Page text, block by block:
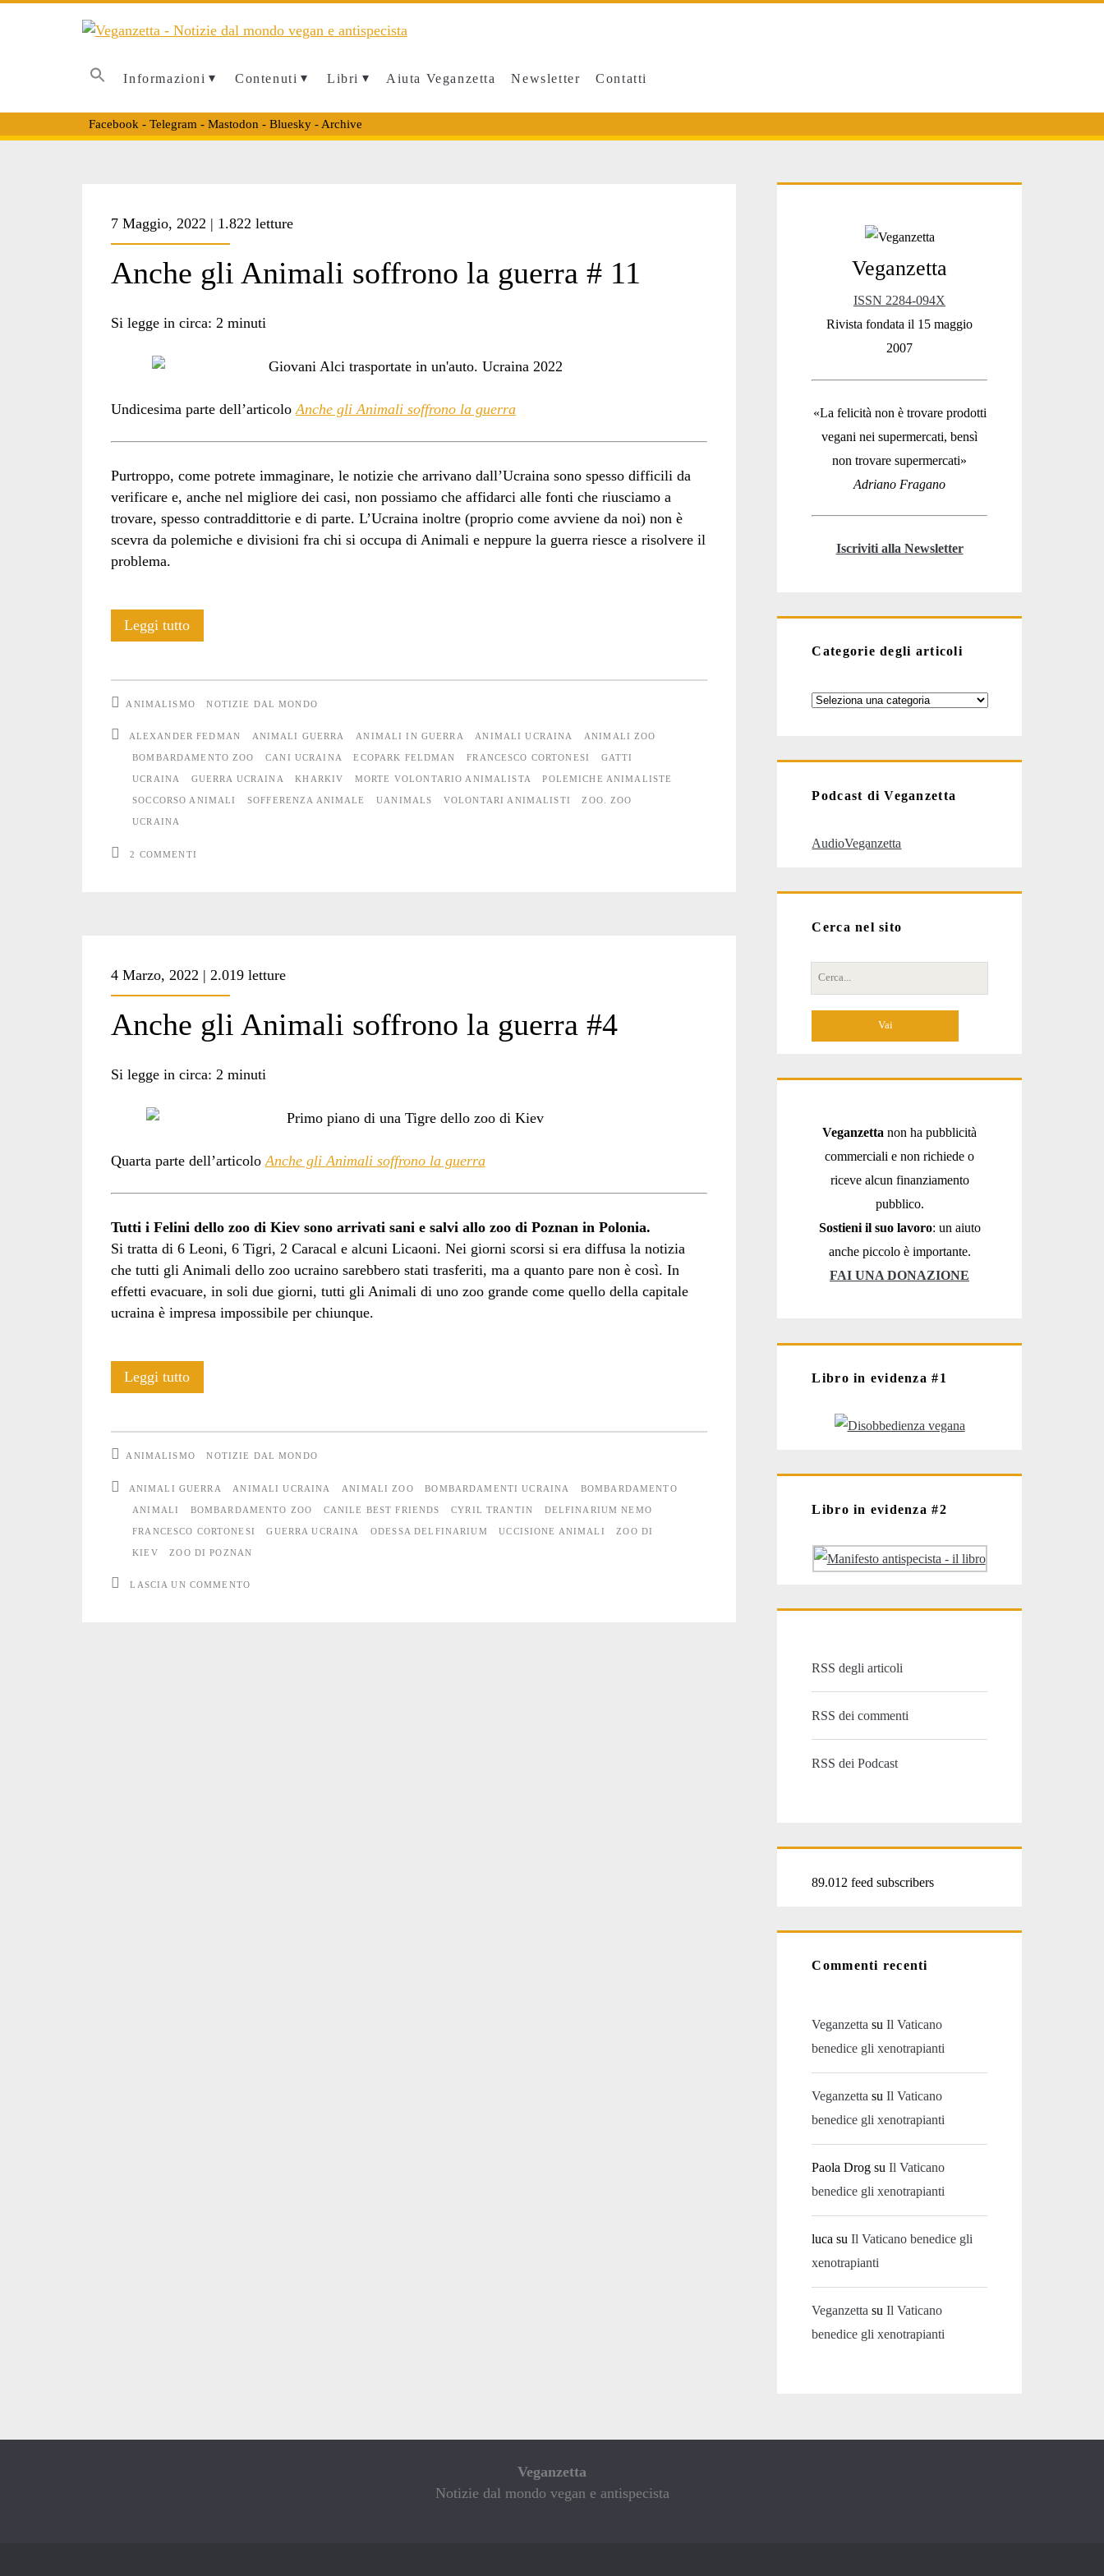
Informazioni Contenuti Libri Aiuta Veganzetta Newsletter Contatti
Facebook - Telegram - Mastodon - Bluesky- Archive
<span>bombardamento
zoo</span>
7 Maggio, 2022 | 1.822 letture
Anche gli Animali soffrono la guerra # 11
Si legge in circa: 2 minuti
Undicesima parte dell’articolo Anche gli Animali soffrono la guerra
Purtroppo, come potrete immaginare, le notizie che arrivano dall’Ucraina sono spesso difficili da
verificare e, anche nel migliore dei casi, non possiamo che affidarci alle fonti che riusciamo a
trovare, spesso contraddittorie e di parte. L’Ucraina inoltre (proprio come avviene da noi) non è
scevra da polemiche e divisioni fra chi si occupa di Animali e neppure la guerra riesce a risolvere il
problema.
Leggi tuttoAnche
la
guerra
11
ANIMALISMO NOTIZIE DAL MONDO
ALEXANDER FEDMAN ANIMALI GUERRA ANIMALI IN GUERRA ANIMALI UCRAINA ANIMALI ZOO
BOMBARDAMENTO ZOO CANI UCRAINA ECOPARK FELDMAN FRANCESCO CORTONESI GATTI
UCRAINA GUERRA UCRAINA KHARKIV MORTE VOLONTARIO ANIMALISTA POLEMICHE ANIMALISTE
SOCCORSO ANIMALI SOFFERENZA ANIMALE UANIMALS VOLONTARI ANIMALISTI ZOO. ZOO
UCRAINA
2 COMMENTI
4 Marzo, 2022 | 2.019 letture
Anche gli Animali soffrono la guerra #4
Si legge in circa: 2 minuti
Quarta parte dell’articolo Anche gli Animali soffrono la guerra
Tutti i Felini dello zoo di Kiev sono arrivati sani e salvi allo zoo di Poznan in Polonia.
Si tratta di 6 Leoni, 6 Tigri, 2 Caracal e alcuni Licaoni. Nei giorni scorsi si era diffusa la notizia
che tutti gli Animali dello zoo ucraino sarebbero stati trasferiti, ma a quanto pare non è così. In
effetti evacuare, in soli due giorni, tutti gli Animali di uno zoo grande come quello della capitale
ucraina è impresa impossibile per chiunque.
Leggi tuttoAnche
la
guerra
ANIMALISMO NOTIZIE DAL MONDO
ANIMALI GUERRA ANIMALI UCRAINA ANIMALI ZOO BOMBARDAMENTI UCRAINA BOMBARDAMENTO
ANIMALI BOMBARDAMENTO ZOO CANILE BEST FRIENDS CYRIL TRANTIN DELFINARIUM NEMO
FRANCESCO CORTONESI GUERRA UCRAINA ODESSA DELFINARIUM UCCISIONE ANIMALI ZOO DI
KIEV ZOO DI POZNAN
LASCIA UN COMMENTO
Primary
Sidebar
Veganzetta
ISSN 2284-094X
Rivista fondata il 15 maggio
2007
«La felicità non è trovare prodotti
vegani nei supermercati, bensì
non trovare supermercati»
Adriano Fragano
Iscriviti alla Newsletter
Categorie degli articoli
Categorie
Podcast di Veganzetta
AudioVeganzetta
Cerca nel sito
Cerca
per:
Veganzetta non ha pubblicità
commerciali e non richiede o
riceve alcun finanziamento
pubblico.
Sostieni il suo lavoro: un aiuto
anche piccolo è importante.
FAI UNA DONAZIONE
Libro in evidenza #1
Libro in evidenza #2
RSS degli articoli
RSS dei commenti
RSS dei Podcast
89.012 feed subscribers
Commenti recenti
Veganzetta suIl Vaticano
benedice gli xenotrapianti
Veganzetta suIl Vaticano
benedice gli xenotrapianti
Paola Drog suIl Vaticano
benedice gli xenotrapianti
luca suIl Vaticano benedice gli
xenotrapianti
Veganzetta suIl Vaticano
benedice gli xenotrapianti
Veganzetta
Notizie dal mondo vegan e antispecista